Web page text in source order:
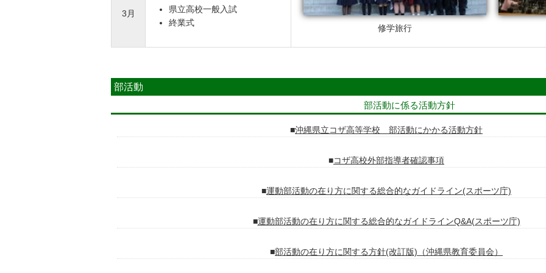
修学旅行
3月
県立高校一般入試
終業式
部活動
部活動に係る活動方針
沖縄県立コザ高等学校 部活動にかかる活動方針
コザ高校外部指導者確認事項
運動部活動の在り方に関する総合的なガイドライン(スポーツ庁)
運動部活動の在り方に関する総合的なガイドラインQ&A(スポーツ庁)
部活動の在り方に関する方針(改訂版)（沖縄県教育委員会）